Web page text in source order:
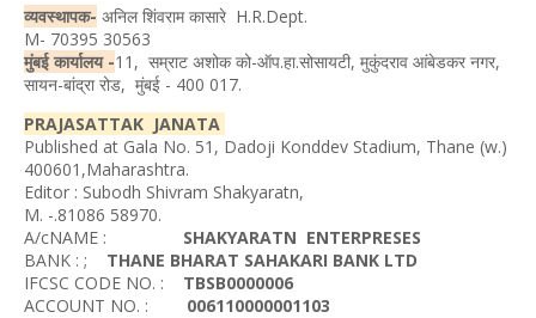
व्यवस्थापक- अनिल शिंवराम कासारे H.R.Dept.
M- 70395 30563
मुंबई कार्यालय -11, सम्राट अशोक को-ऑप.हा.सोसायटी, मुकुंदराव आंबेडकर नगर,
सायन-बांद्रा रोड, मुंबई - 400 017.
PRAJASATTAK JANATA
Published at Gala No. 51, Dadoji Konddev Stadium, Thane (w.)
400601,Maharashtra.
Editor : Subodh Shivram Shakyaratn,
M. -.81086 58970.
A/cNAME : SHAKYARATN ENTERPRESES
BANK : ; THANE BHARAT SAHAKARI BANK LTD
IFCSC CODE NO. : TBSB0000006
ACCOUNT NO. : 006110000001103